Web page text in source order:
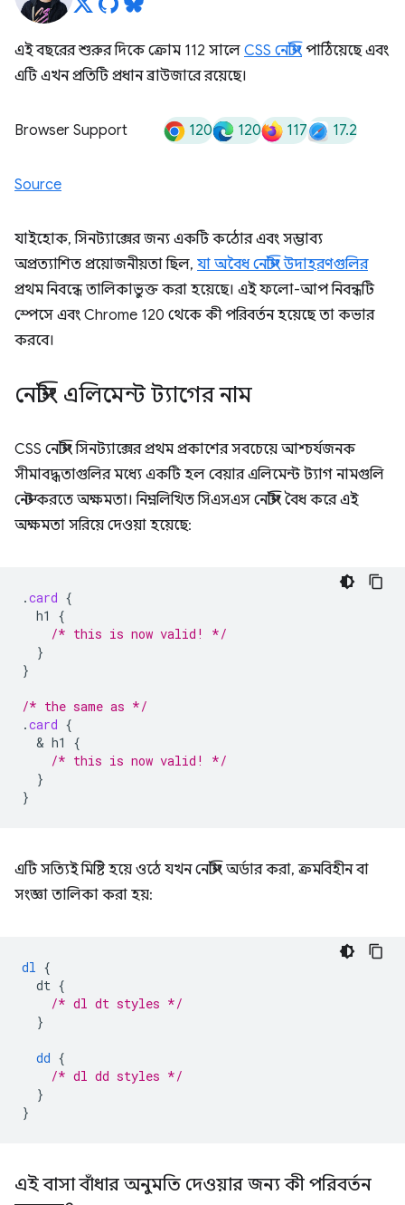
এই বছরের শুরুর দিকে ক্রোম 112 সালে CSS নেস্টিং পাঠিয়েছে এবং
এটি এখন প্রতিটি প্রধান ব্রাউজারে রয়েছে।
Browser Support 120 120 117 17.2
Source
যাইহোক, সিনট্যাক্সের জন্য একটি কঠোর এবং সম্ভাব্য
অপ্রত্যাশিত প্রয়োজনীয়তা ছিল, যা অবৈধ নেস্টিং উদাহরণগুলির
প্রথম নিবন্ধে তালিকাভুক্ত করা হয়েছে। এই ফলো-আপ নিবন্ধটি
স্পেসে এবং Chrome 120 থেকে কী পরিবর্তন হয়েছে তা কভার
করবে।
নেস্টিং এলিমেন্ট ট্যাগের নাম
CSS নেস্টিং সিনট্যাক্সের প্রথম প্রকাশের সবচেয়ে আশ্চর্যজনক
সীমাবদ্ধতাগুলির মধ্যে একটি হল বেয়ার এলিমেন্ট ট্যাগ নামগুলি
নেস্ট করতে অক্ষমতা। নিম্নলিখিত সিএসএস নেস্টিং বৈধ করে এই
অক্ষমতা সরিয়ে দেওয়া হয়েছে:
.card {
h1
{
/* this is now valid! */
}
}
/* the same as */
.card {
  &
h1
{
/* this is now valid! */
}
}
এটি সত্যিই মিষ্টি হয়ে ওঠে যখন নেস্টিং অর্ডার করা, ক্রমবিহীন বা
সংজ্ঞা তালিকা করা হয়:
dl {
dt {
/* dl dt styles */
}
dd {
/* dl dd styles */
}
}
এই বাসা বাঁধার অনুমতি দেওয়ার জন্য কী পরিবর্তন